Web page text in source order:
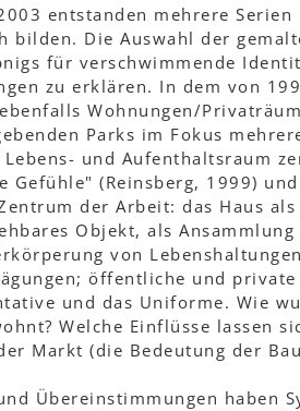
entstanden mehrere
bilden. Die Auswahl der
für verschwimmende
zu erklären. In dem von
Wohnungen/
Parks im Fokus
und Aufenthaltsraum
Gefühle" (Reinsberg, 1999)
der Arbeit: das Haus als
Objekt, als
von
öffentliche und private
und das Uniforme. Wie
Welche Einflüsse lassen
Markt (die Bedeutung der
Übereinstimmungen haben